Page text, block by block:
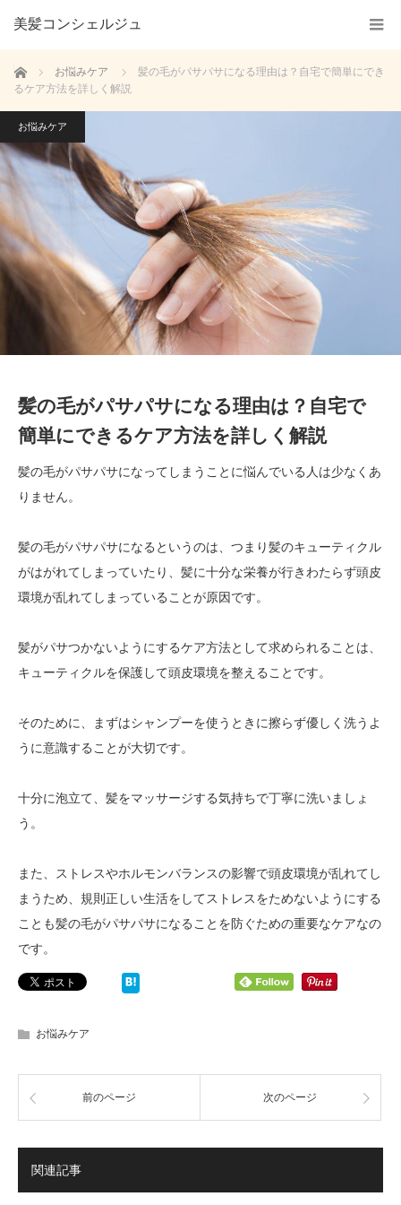
美髪コンシェルジュ
ホーム お悩みケア
髪の毛がパサパサになる理由は？自宅で簡単にでき
るケア方法を詳しく解説
お悩みケア
髪の毛がパサパサになる理由は？自宅で
簡単にできるケア方法を詳しく解説
髪の毛がパサパサになってしまうことに悩んでいる人は少なくあ
りません。
髪の毛がパサパサになるというのは、つまり髪のキューティクル
がはがれてしまっていたり、髪に十分な栄養が行きわたらず頭皮
環境が乱れてしまっていることが原因です。
髪がパサつかないようにするケア方法として求められることは、
キューティクルを保護して頭皮環境を整えることです。
そのために、まずはシャンプーを使うときに擦らず優しく洗うよ
うに意識することが大切です。
十分に泡立て、髪をマッサージする気持ちで丁寧に洗いましょ
う。
また、ストレスやホルモンバランスの影響で頭皮環境が乱れてし
まうため、規則正しい生活をしてストレスをためないようにする
ことも髪の毛がパサパサになることを防ぐための重要なケアなの
です。
お悩みケア
前のページ 次のページ
関連記事